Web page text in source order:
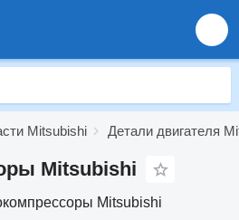
Mitsubishi Детали двигателя
Mitsubishi
Mitsubishi